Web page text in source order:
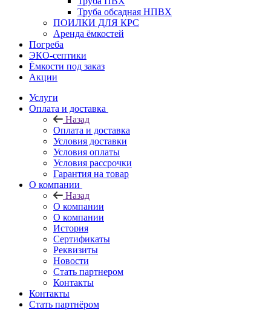
Труба обсадная НПВХ
ПОИЛКИ ДЛЯ КРС
Аренда ёмкостей
Погреба
ЭКО-септики
Ёмкости под заказ
Акции
Услуги
Оплата и доставка
Назад
Оплата и доставка
Условия доставки
Условия оплаты
Условия рассрочки
Гарантия на товар
О компании
Назад
О компании
О компании
История
Сертификаты
Реквизиты
Новости
Стать партнером
Контакты
Контакты
Стать партнёром